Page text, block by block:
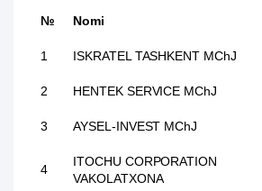
№ Nomi
1 ISKRATEL TASHKENT MChJ
2 HENTEK SERVICE MChJ
3 AYSEL-INVEST MChJ
4
ITOCHU CORPORATION
VAKOLATXONA